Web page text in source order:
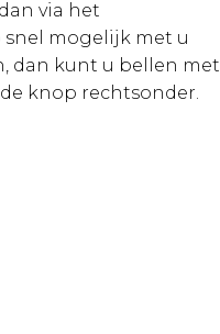
via het
mogelijk met u
dan kunt u bellen met
knop rechtsonder.